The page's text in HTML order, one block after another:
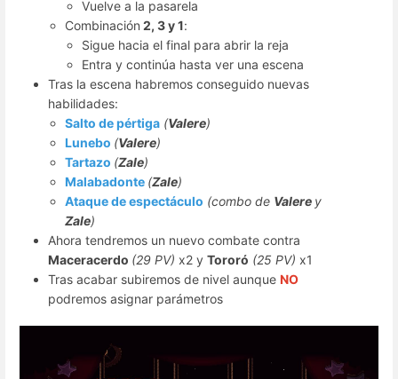
Vuelve a la pasarela
Combinación 2, 3 y 1:
Sigue hacia el final para abrir la reja
Entra y continúa hasta ver una escena
Tras la escena habremos conseguido nuevas
habilidades:
Salto de pértiga (Valere)
Lunebo (Valere)
Tartazo (Zale)
Malabadonte (Zale)
Ataque de espectáculo (combo de Valere y
Zale)
Ahora tendremos un nuevo combate contra
Maceracerdo (29 PV) x2 y Tororó (25 PV) x1
Tras acabar subiremos de nivel aunque NO
podremos asignar parámetros